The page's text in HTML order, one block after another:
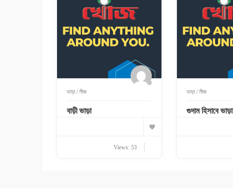
ভাড়া / লীজ
বাড়ী ভাড়া
Views: 53
ভাড়া / লীজ
গুদাম হিসাবে ভাড়া